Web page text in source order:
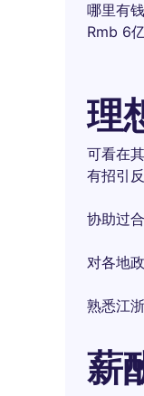
哪里有
Rmb 6
理
可看在
有招引
协助过
对各地
熟悉江
薪